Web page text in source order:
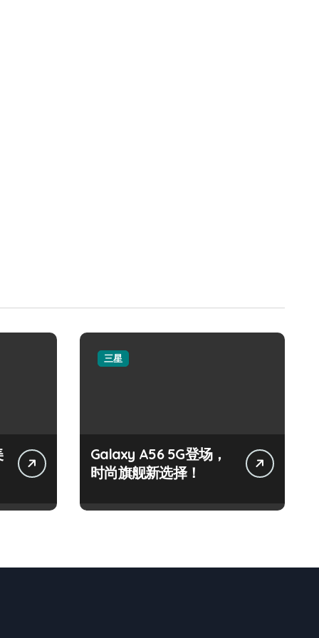
三星
Galaxy A56 5G登场，
时尚旗舰新选择！